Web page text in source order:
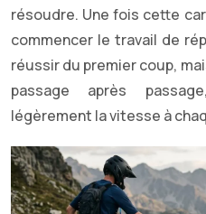
résoudre. Une fois cette
commencer le travail de
réussir du premier coup,
passage après
légèrement la vitesse à